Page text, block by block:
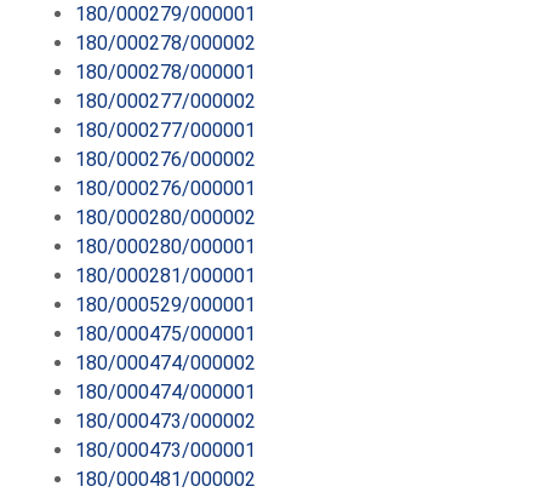
180/000279/000001
180/000278/000002
180/000278/000001
180/000277/000002
180/000277/000001
180/000276/000002
180/000276/000001
180/000280/000002
180/000280/000001
180/000281/000001
180/000529/000001
180/000475/000001
180/000474/000002
180/000474/000001
180/000473/000002
180/000473/000001
180/000481/000002